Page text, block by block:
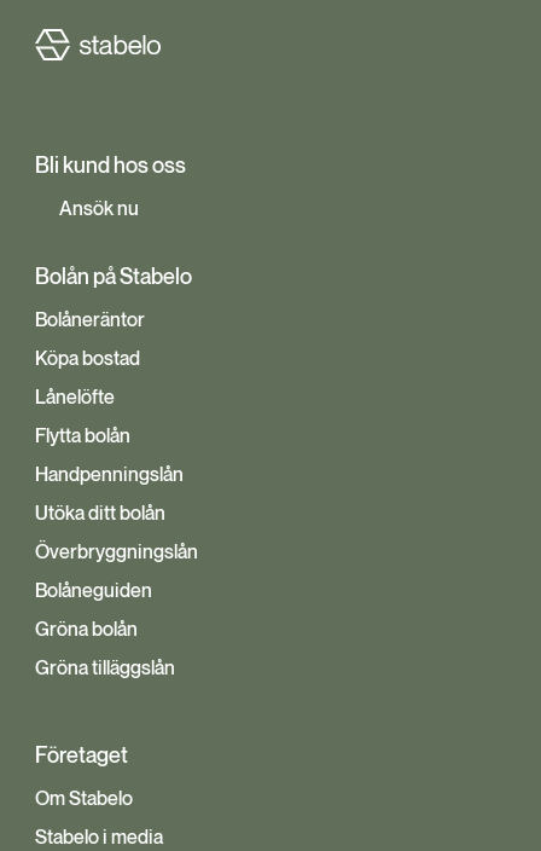
Bli kund hos oss
Ansök nu
Bolån på Stabelo
Bolåneräntor
Köpa bostad
Lånelöfte
Flytta bolån
Handpenningslån
Utöka ditt bolån
Överbryggningslån
Bolåneguiden
Gröna bolån
Gröna tilläggslån
Företaget
Om Stabelo
Stabelo i media